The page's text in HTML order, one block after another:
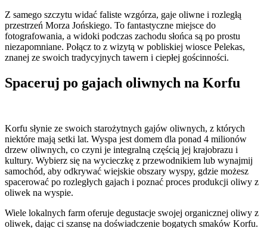
Z samego szczytu widać faliste wzgórza, gaje oliwne i rozległą
przestrzeń Morza Jońskiego. To fantastyczne miejsce do
fotografowania, a widoki podczas zachodu słońca są po prostu
niezapomniane. Połącz to z wizytą w pobliskiej wiosce Pelekas,
znanej ze swoich tradycyjnych tawern i ciepłej gościnności.
Spaceruj po gajach oliwnych na Korfu
Korfu słynie ze swoich starożytnych gajów oliwnych, z których
niektóre mają setki lat. Wyspa jest domem dla ponad 4 milionów
drzew oliwnych, co czyni je integralną częścią jej krajobrazu i
kultury. Wybierz się na wycieczkę z przewodnikiem lub wynajmij
samochód, aby odkrywać wiejskie obszary wyspy, gdzie możesz
spacerować po rozległych gajach i poznać proces produkcji oliwy z
oliwek na wyspie.
Wiele lokalnych farm oferuje degustacje swojej organicznej oliwy z
oliwek, dając ci szansę na doświadczenie bogatych smaków Korfu.